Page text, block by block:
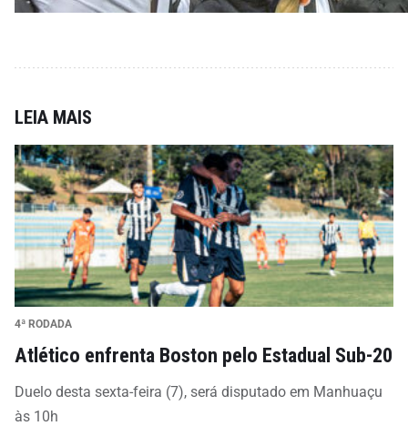
LEIA MAIS
4ª RODADA
Atlético enfrenta Boston pelo Estadual Sub-20
Duelo desta sexta-feira (7), será disputado em Manhuaçu
às 10h